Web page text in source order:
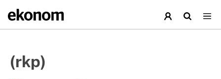
(rkp)